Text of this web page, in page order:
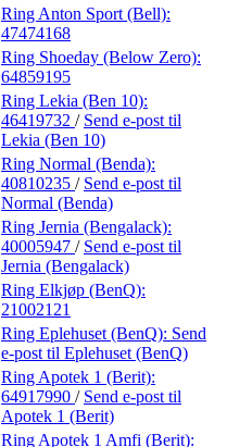
Ring Anton Sport (Bell):
47474168
Ring Shoeday (Below Zero):
64859195
Ring Lekia (Ben 10):
46419732 / Send e-post til
Lekia (Ben 10)
Ring Normal (Benda):
40810235 / Send e-post til
Normal (Benda)
Ring Jernia (Bengalack):
40005947 / Send e-post til
Jernia (Bengalack)
Ring Elkjøp (BenQ):
21002121
Ring Eplehuset (BenQ): Send
e-post til Eplehuset (BenQ)
Ring Apotek 1 (Berit):
64917990 / Send e-post til
Apotek 1 (Berit)
Ring Apotek 1 Amfi (Berit):